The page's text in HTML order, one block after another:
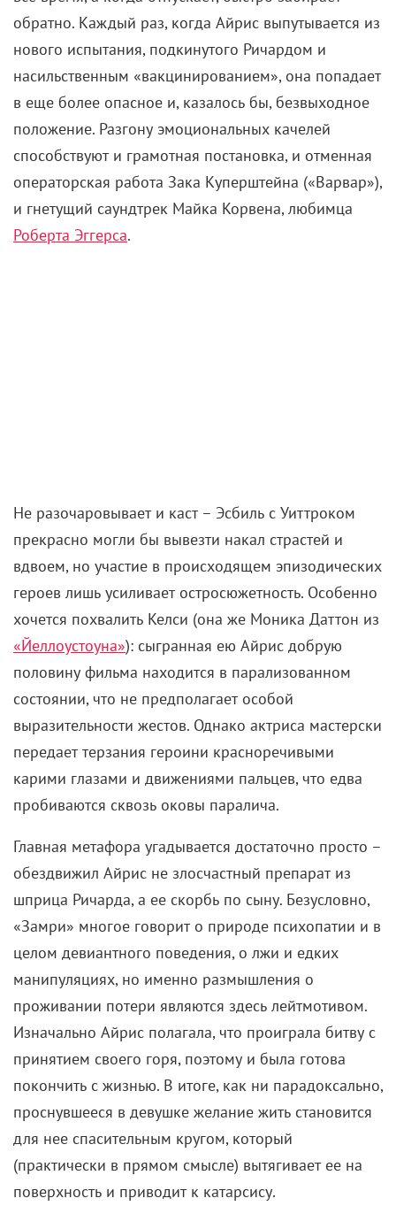
Зак Снайдер
взял небольшую паузу в работе. Чтобы
вернуться в форму, режиссер, заручившись
поддержкой родственников и друзей, за выходные
снял 4-минутный мини-боевичок «Снег, пар,
завораживающей картинкой с приглушенной
цветовой гаммой и стилем, выкрученным на
максимум и сочащимся через экран.
Снял это чудо Снайдер на iPhone 7 Plus, но не
Кадр из фильма «Не в себе» (2018)
С мобильным форматом в конце 2010-х
экспериментировал и
отличие от вышеупомянутых коллег, замахнулся
сразу на полнометражный формат. В 2018 году он
выпустил психологический триллер «Не в себе» с
Клэр Фой в главной роли. В центре истории –
девушка, которой досаждает сталкер. Невольно
оказавшись в психбольнице, героиня неожиданно
обнаруживает, что ее преследователь работает в
том же медицинском учреждении.
Содерберг снял этот триллер меньше чем за две
недели. А в качестве инструментов использовал те
же гаджеты, что и Снайдер: iPhone 7 Plus с
приложением Filmic Pro. По словам Содерберга,
решение использовать смартфон было обусловлено
не бюджетными ограничениями, а намеренным
творческим выбором. Визуальная эстетика